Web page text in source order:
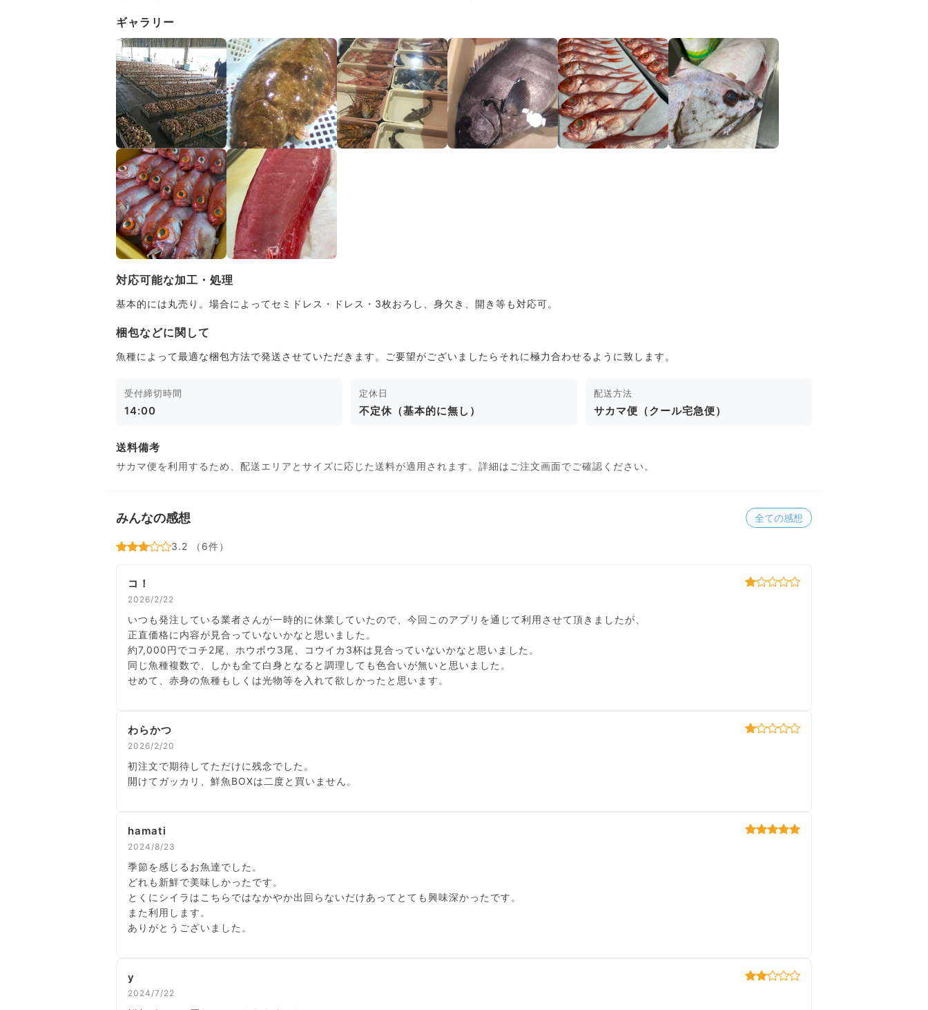
ギャラリー
対応可能な加工・処理
基本的には丸売り。場合によってセミドレス・ドレス・3枚おろし、身欠き、開き等も対応可。
梱包などに関して
魚種によって最適な梱包方法で発送させていただきます。ご要望がございましたらそれに極力合わせるように致します。
受付締切時間
14:00
定休日
不定休（基本的に無し）
配送方法
サカマ便（クール宅急便）
送料備考
サカマ便を利用するため、配送エリアとサイズに応じた送料が適用されます。詳細はご注文画面でご確認ください。
みんなの感想 全ての感想
3.2 （6件）
コ！
2026/2/22
いつも発注している業者さんが一時的に休業していたので、今回このアプリを通じて利用させて頂きましたが、
正直価格に内容が見合っていないかなと思いました。
約7,000円でコチ2尾、ホウボウ3尾、コウイカ3杯は見合っていないかなと思いました。
同じ魚種複数で、しかも全て白身となると調理しても色合いが無いと思いました。
せめて、赤身の魚種もしくは光物等を入れて欲しかったと思います。
わらかつ
2026/2/20
初注文で期待してただけに残念でした。
開けてガッカリ、鮮魚BOXは二度と買いません。
hamati
2024/8/23
季節を感じるお魚達でした。
どれも新鮮で美味しかったです。
とくにシイラはこちらではなかやか出回らないだけあってとても興味深かったです。
また利用します。
ありがとうございました。
y
2024/7/22